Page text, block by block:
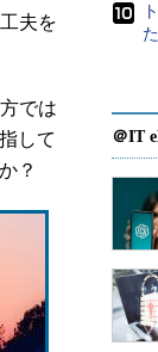
夫を
では
して
？
＠IT